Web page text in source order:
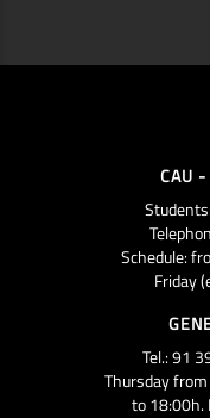
CAU
Schedule:
Friday
Tel.: 91
Thursday
to 18:00h.